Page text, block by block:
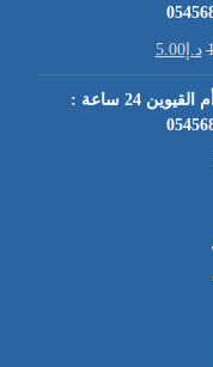
د.إ5.00
كهربائي منازل في أم القيوين 24 ساعة :